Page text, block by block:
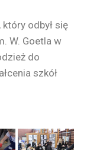
odbył się
W. Goetla w
do
szkół